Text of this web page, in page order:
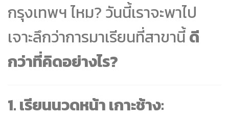
กรุงเทพฯ ไหม? วันนี้เราจะพาไป
เจาะลึกว่าการมาเรียนที่สาขานี้ดี
กว่าที่คิดอย่างไร?
1. เรียนนวดหน้า เกาะช้าง: